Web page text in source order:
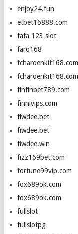
enjoy24.fun
etbet16888.com
fafa 123 slot
faro168
fcharoenkit168.com
fcharoenkit168.com
finfinbet789.com
finnivips.com
fiwdee.bet
fiwdee.bet
fiwdee.win
fizz169bet.com
fortune99vip.com
fox689ok.com
fox689ok.com
fullslot
fullslotpg